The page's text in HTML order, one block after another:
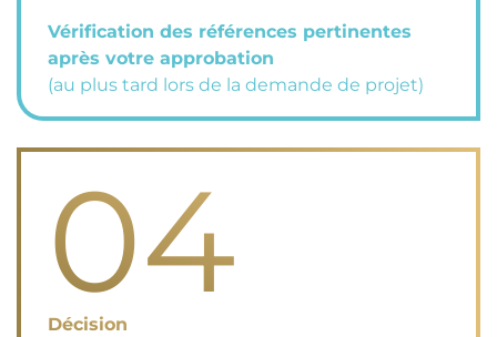
Vérification des références pertinentes
après votre approbation
(au plus tard lors de la demande de projet)
04
Décision